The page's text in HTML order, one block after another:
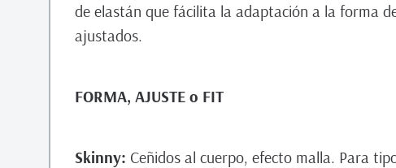
de elastán que fácilita la adaptación a la forma
ajustados.
FORMA, AJUSTE o FIT
Skinny: Ceñidos al cuerpo, efecto malla. Para